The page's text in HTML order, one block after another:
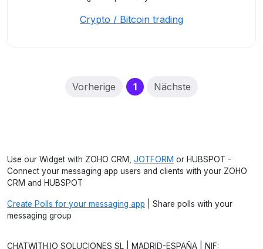
Crypto / Bitcoin trading
Vorherige 1(current)
Nächste
Use our Widget with ZOHO CRM, JOTFORM or HUBSPOT -
Connect your messaging app users and clients with your ZOHO
CRM and HUBSPOT
Create Polls for your messaging app | Share polls with your
messaging group
CHATWITH.IO SOLUCIONES SL | MADRID-ESPAÑA | NIF: